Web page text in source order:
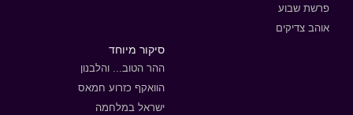
פרשת שבוע
אוהב צדיקים
סיקור מיוחד
ההר הטוב... והלבנון
הוואקף כזרוע חמאס
ישראל במלחמה